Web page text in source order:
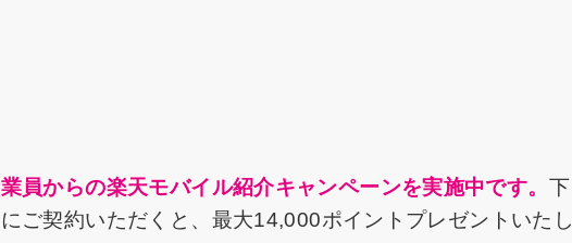
員からの楽天モバイル紹介キャンペーンを実施中です。 下
ご契約いただくと、最大14,000ポイントプレゼントいたし